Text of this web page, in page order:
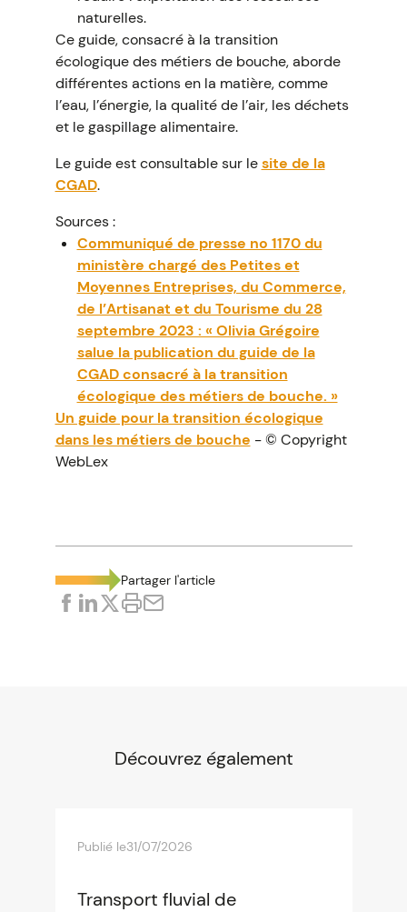
naturelles.
Ce guide, consacré à la transition
écologique des métiers de bouche, aborde
différentes actions en la matière, comme
l’eau, l’énergie, la qualité de l’air, les déchets
et le gaspillage alimentaire.
Le guide est consultable sur lesite de la
CGAD.
Sources :
Communiqué de presse no 1170 du
ministère chargé des Petites et
Moyennes Entreprises, du Commerce,
de l’Artisanat et du Tourisme du 28
septembre 2023 : « Olivia Grégoire
salue la publication du guide de la
CGAD consacré à la transition
écologique des métiers de bouche. »
Un guide pour la transition écologique
dans les métiers de bouche - © Copyright
WebLex
Partager l'article
Découvrez également
Publié le31/07/2026
Transport fluvial de